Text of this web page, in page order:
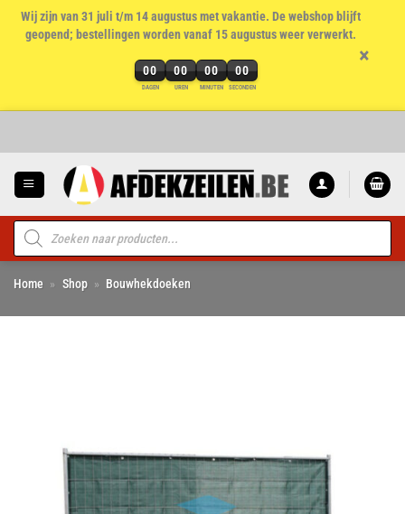
Wij zijn van 31 juli t/m 14 augustus met vakantie. De webshop blijft
geopend; bestellingen worden vanaf 15 augustus weer verwerkt.
00
DAGEN
00
UREN
00
MINUTEN
00
SECONDEN
×
Producten
zoeken
Home » Shop » Bouwhekdoeken